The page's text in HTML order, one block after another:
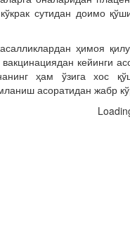
сутидан доимо
ҳимоя
кейинги
ҳам ўзига хос
асоратидан жабр